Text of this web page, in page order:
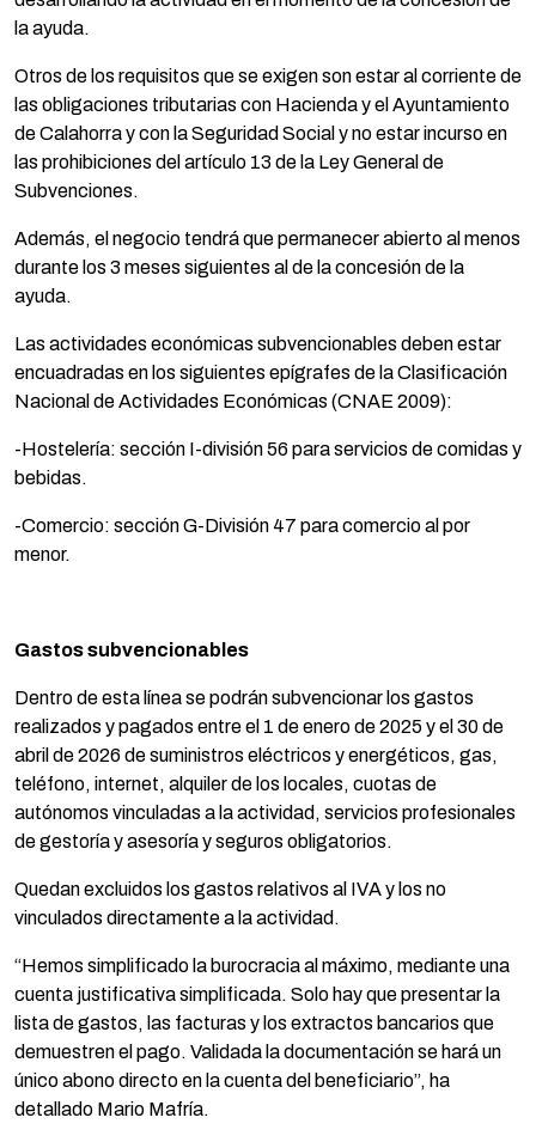
la ayuda.
Otros de los requisitos que se exigen son estar al corriente de
las obligaciones tributarias con Hacienda y el Ayuntamiento
de Calahorra y con la Seguridad Social y no estar incurso en
las prohibiciones del artículo 13 de la Ley General de
Subvenciones.
Además, el negocio tendrá que permanecer abierto al menos
durante los 3 meses siguientes al de la concesión de la
ayuda.
Las actividades económicas subvencionables deben estar
encuadradas en los siguientes epígrafes de la Clasificación
Nacional de Actividades Económicas (CNAE 2009):
-Hostelería: sección I-división 56 para servicios de comidas y
bebidas.
-Comercio: sección G-División 47 para comercio al por
menor.
Gastos subvencionables
Dentro de esta línea se podrán subvencionar los gastos
realizados y pagados entre el 1 de enero de 2025 y el 30 de
abril de 2026 de suministros eléctricos y energéticos, gas,
teléfono, internet, alquiler de los locales, cuotas de
autónomos vinculadas a la actividad, servicios profesionales
de gestoría y asesoría y seguros obligatorios.
Quedan excluidos los gastos relativos al IVA y los no
vinculados directamente a la actividad.
“Hemos simplificado la burocracia al máximo, mediante una
cuenta justificativa simplificada. Solo hay que presentar la
lista de gastos, las facturas y los extractos bancarios que
demuestren el pago. Validada la documentación se hará un
único abono directo en la cuenta del beneficiario”, ha
detallado Mario Mafría.